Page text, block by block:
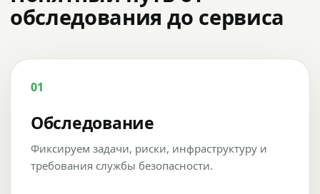
обследования до сервиса
01
Обследование
Фиксируем задачи, риски, инфраструктуру и
требования службы безопасности.